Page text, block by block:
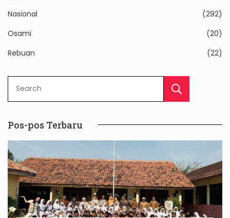
Nasional
(292)
Osami
(20)
Rebuan
(22)
Pos-pos Terbaru